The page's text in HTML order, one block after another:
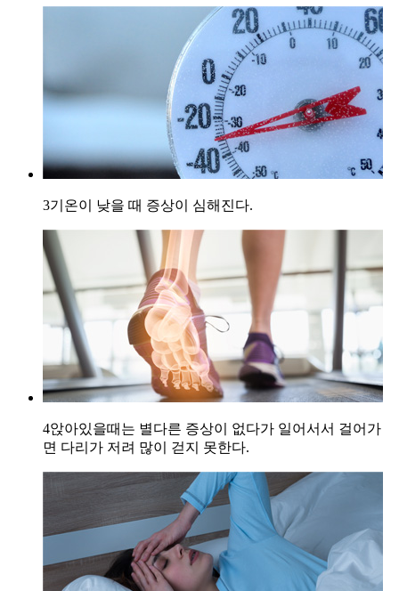
3기온이 낮을 때 증상이 심해진다.
4앉아있을때는 별다른 증상이 없다가 일어서서 걸어가
면 다리가 저려 많이 걷지 못한다.